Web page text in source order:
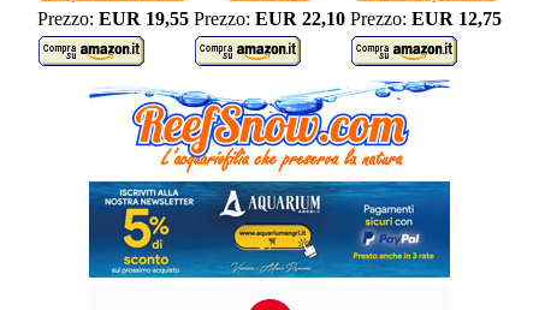
Prezzo: EUR 19,55 Prezzo: EUR 22,10 Prezzo: EUR 12,75